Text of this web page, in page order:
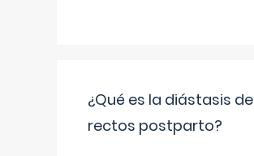
¿Qué es la diástasis de
rectos postparto?